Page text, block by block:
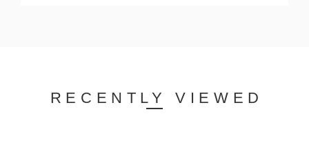
RECENTLY VIEWED